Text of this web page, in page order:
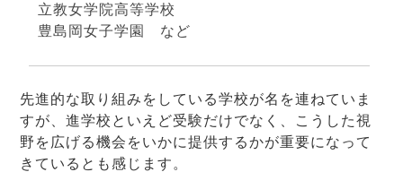
立教女学院高等学校
豊島岡女子学園 など
先進的な取り組みをしている学校が名を連ねていま
すが、進学校といえど受験だけでなく、こうした視
野を広げる機会をいかに提供するかが重要になって
きているとも感じます。